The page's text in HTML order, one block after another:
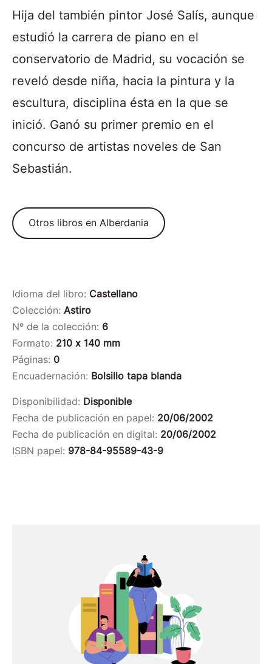
Hija del también pintor José Salís, aunque
estudió la carrera de piano en el
conservatorio de Madrid, su vocación se
reveló desde niña, hacia la pintura y la
escultura, disciplina ésta en la que se
inició. Ganó su primer premio en el
concurso de artistas noveles de San
Sebastián.
Otros libros en Alberdania
Idioma del libro: Castellano
Colección: Astiro
Nº de la colección: 6
Formato: 210 x 140 mm
Páginas: 0
Encuadernación: Bolsillo tapa blanda
Disponibilidad: Disponible
Fecha de publicación en papel: 20/06/2002
Fecha de publicación en digital: 20/06/2002
ISBN papel: 978-84-95589-43-9